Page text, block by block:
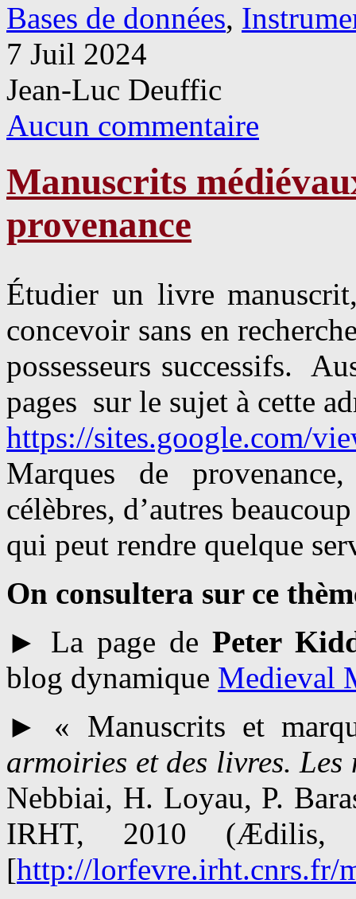
Bases de données,
7 Juil 2024
Jean-Luc Deuffic
Aucun commentaire
Manuscrits
provenance
Étudier un livre
concevoir sans en
possesseurs successifs.
pages sur le sujet à cette
https://sites.google.com/
Marques de
célèbres, d’autres
qui peut rendre quelque
On consultera sur ce
► La page de Peter
blog dynamique Medieval
► « Manuscrits et
armoiries et des livres.
Nebbiai, H. Loyau, P.
IRHT, 2010 (Ædilis,
[http://lorfevre.irht.cnrs.fr/